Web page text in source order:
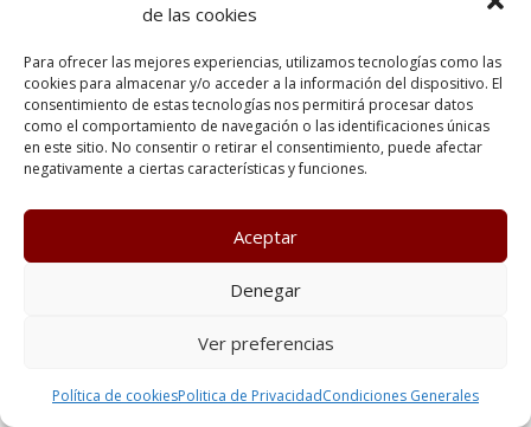
de las cookies
Para ofrecer las mejores experiencias, utilizamos tecnologías como las
cookies para almacenar y/o acceder a la información del dispositivo. El
consentimiento de estas tecnologías nos permitirá procesar datos
como el comportamiento de navegación o las identificaciones únicas
en este sitio. No consentir o retirar el consentimiento, puede afectar
negativamente a ciertas características y funciones.
Aceptar
Denegar
Ver preferencias
Política de cookiesPolitica de PrivacidadCondiciones Generales